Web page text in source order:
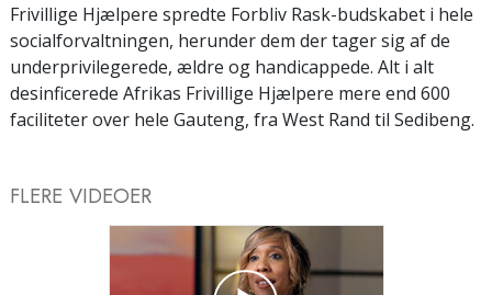
Frivillige Hjælpere spredte Forbliv Rask-budskabet i hele
socialforvaltningen, herunder dem der tager sig af de
underprivilegerede, ældre og handicappede. Alt i alt
desinficerede Afrikas Frivillige Hjælpere mere end 600
faciliteter over hele Gauteng, fra West Rand til Sedibeng.
FLERE VIDEOER